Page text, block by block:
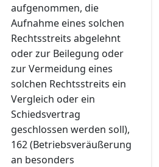
aufgenommen, die
Aufnahme eines solchen
Rechtsstreits abgelehnt
oder zur Beilegung oder
zur Vermeidung eines
solchen Rechtsstreits ein
Vergleich oder ein
Schiedsvertrag
geschlossen werden soll),
162 (Betriebsveräußerung
an besonders